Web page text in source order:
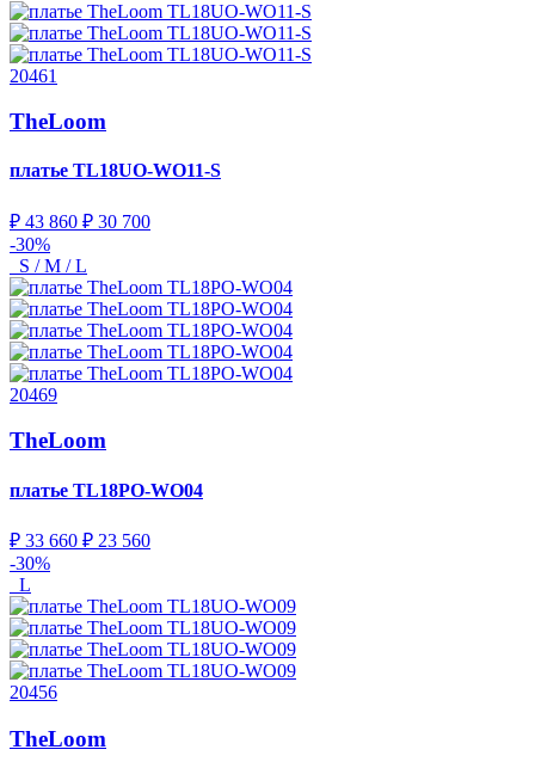
20461
TheLoom
платье TL18UO-WO11-S
₽ 43 860 ₽ 30 700
-30%
S / M / L
20469
TheLoom
платье TL18PO-WO04
₽ 33 660 ₽ 23 560
-30%
L
20456
TheLoom